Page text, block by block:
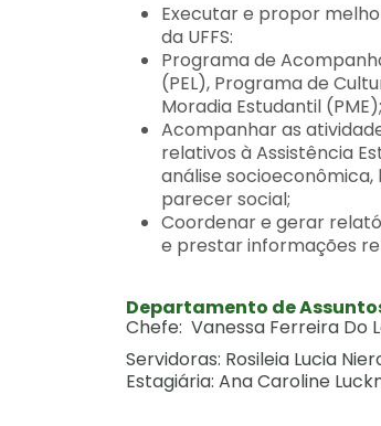
Executar e propor
da UFFS:
Programa de
(PEL), Programa de
Moradia Estudantil (PME);
Acompanhar as
relativos à Assistência
análise
parecer social;
Coordenar e gerar
e prestar informações
Departamento de
Chefe: Vanessa Ferreira Do
Servidoras: Rosileia Lucia
Estagiária: Ana Caroline